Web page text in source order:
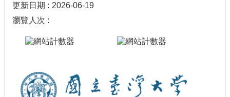
更新日期
2026-06-19
瀏覽人次